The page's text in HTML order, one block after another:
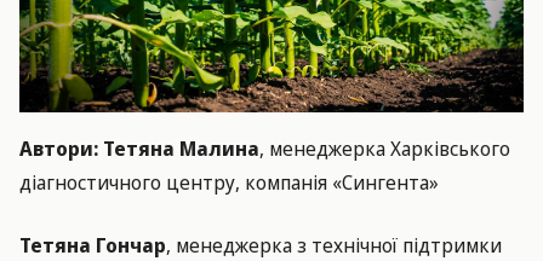
Автори: Тетяна Малина, менеджерка Харківського
діагностичного центру, компанія «Сингента»
Тетяна Гончар, менеджерка з технічної підтримки